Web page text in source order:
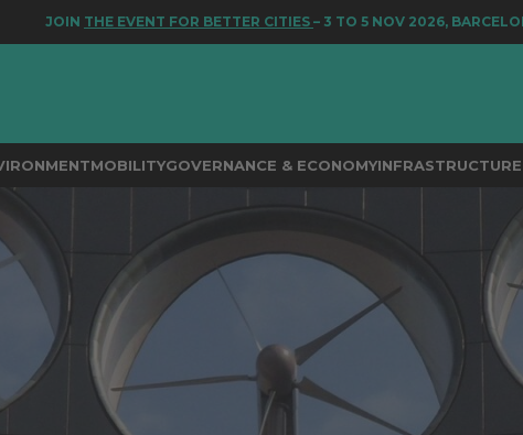
THE EVENT FOR BETTER CITIES– 3 TO 5 NOV 2026, BARCELONA
MOBILITYGOVERNANCE & ECONOMY